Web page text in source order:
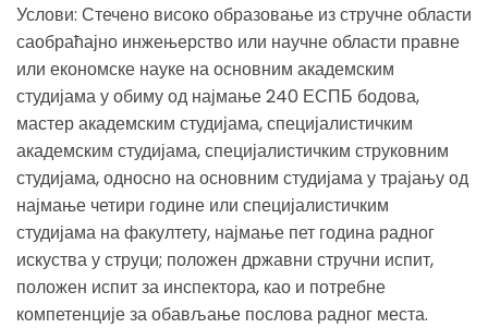
Услови: Стечено високо образовање из стручне области
саобраћајно инжењерство или научне области правне
или економске науке на основним академским
студијама у обиму од најмање 240 ЕСПБ бодова,
мастер академским студијама, специјалистичким
академским студијама, специјалистичким струковним
студијама, односно на основним студијама у трајању од
најмање четири године или специјалистичким
студијама на факултету, најмање пет година радног
искуства у струци; положен државни стручни испит,
положен испит за инспектора, као и потребне
компетенције за обављање послова радног места.